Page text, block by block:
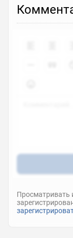
Просматривать